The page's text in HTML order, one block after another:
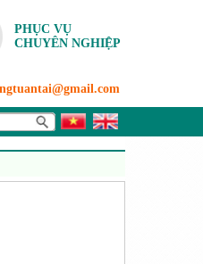
PHỤC VỤ
CHUYÊN NGHIỆP